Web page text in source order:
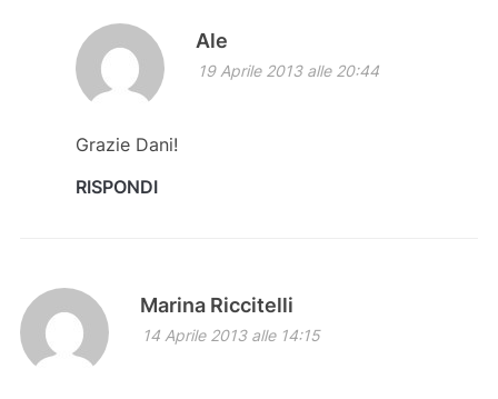
Ale
19 Aprile 2013 alle 20:44
Grazie Dani!
RISPONDI
Marina Riccitelli
14 Aprile 2013 alle 14:15